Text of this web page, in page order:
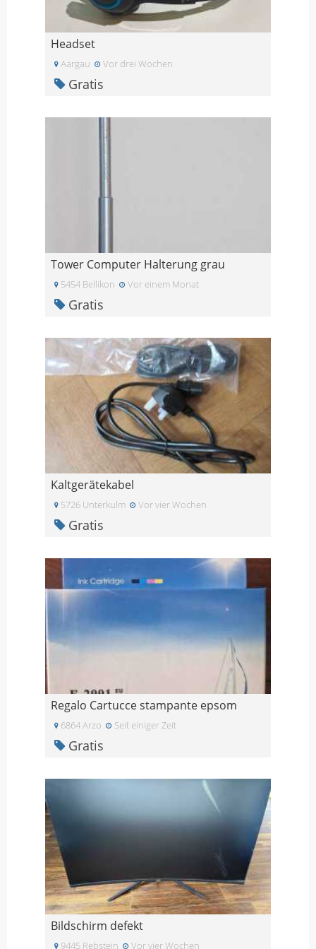
Headset
Aargau Vor drei Wochen
Gratis
Tower Computer Halterung grau
5454 Bellikon Vor einem Monat
Gratis
Kaltgerätekabel
5726 Unterkulm Vor vier Wochen
Gratis
Regalo Cartucce stampante epsom
6864 Arzo Seit einiger Zeit
Gratis
Bildschirm defekt
9445 Rebstein Vor vier Wochen